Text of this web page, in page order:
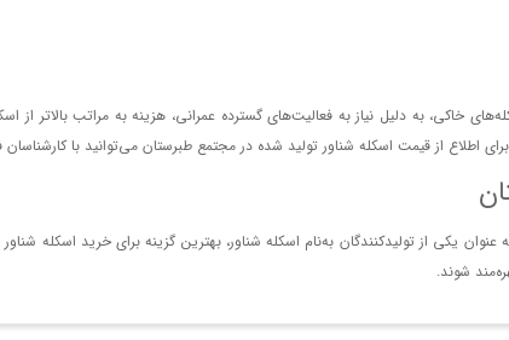
خاکی، به دلیل نیاز به فعالیت‌های گسترده عمرانی، هزینه به مراتب بالاتر
اطلاع از قیمت اسکله شناور تولید شده در مجتمع طبرستان می‌توانید با
یکی از تولیدکنندگان به‌نام اسکله شناور، بهترین گزینه برای خرید اسکله
شوند.